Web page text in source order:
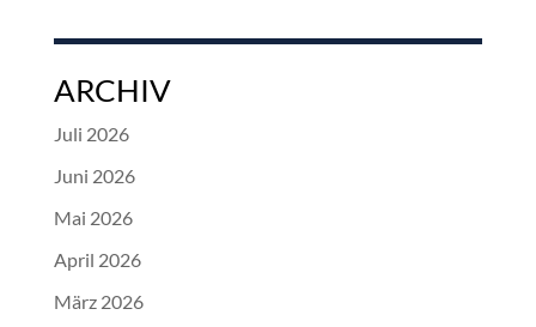
ARCHIV
Juli 2026
Juni 2026
Mai 2026
April 2026
März 2026